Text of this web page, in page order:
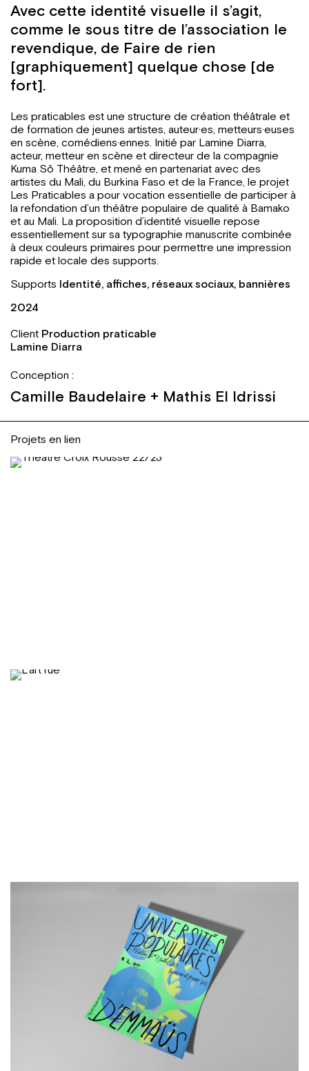
Avec cette identité visuelle il s’agit,
comme le sous titre de l’association le
revendique, de Faire de rien
[graphiquement] quelque chose [de
fort].
Les praticables est une structure de création théâtrale et
de formation de jeunes artistes, auteur·es, metteurs·euses
en scène, comédiens·ennes. Initié par Lamine Diarra,
acteur, metteur en scène et directeur de la compagnie
Kuma Sô Théâtre, et mené en partenariat avec des
artistes du Mali, du Burkina Faso et de la France, le projet
Les Praticables a pour vocation essentielle de participer à
la refondation d’un théâtre populaire de qualité à Bamako
et au Mali. La proposition d’identité visuelle repose
essentiellement sur sa typographie manuscrite combinée
à deux couleurs primaires pour permettre une impression
rapide et locale des supports.
Supports Identité, affiches, réseaux sociaux, bannières
2024
Client Production praticable
Lamine Diarra
Conception :
Camille Baudelaire + Mathis El Idrissi
Projets en lien